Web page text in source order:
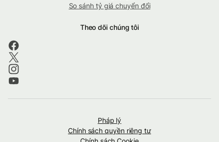
So sánh tỷ giá chuyển đổi
Theo dõi chúng tôi
Pháp lý
Chính sách quyền riêng tư